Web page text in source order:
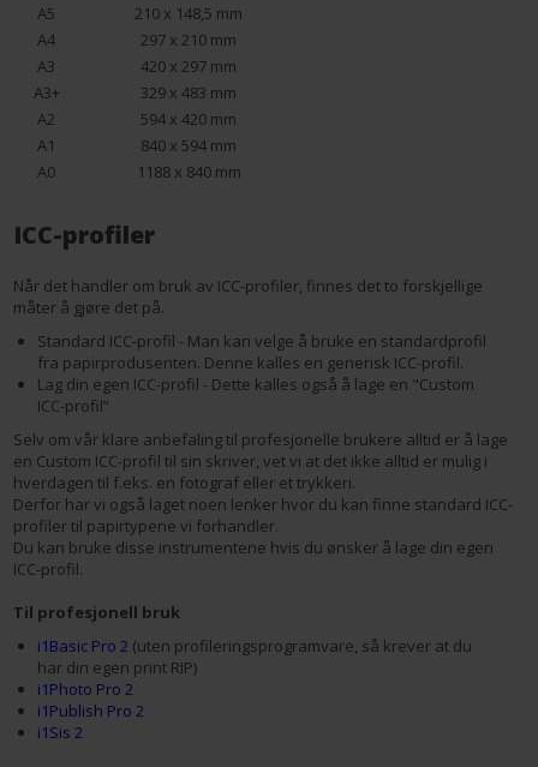
A5
210 x 148,5 mm
A4
297 x 210 mm
A3
420 x 297 mm
A3+
329 x 483 mm
A2
594 x 420 mm
A1
840 x 594 mm
A0
1188 x 840 mm
ICC-profiler
Når det handler om bruk av ICC-profiler, finnes det to forskjellige
måter å gjøre det på.
Standard ICC-profil - Man kan velge å bruke en standardprofil
fra papirprodusenten. Denne kalles en generisk ICC-profil.
Lag din egen ICC-profil - Dette kalles også å lage en "Custom
ICC-profil”
Selv om vår klare anbefaling til profesjonelle brukere alltid er å lage
en Custom ICC-profil til sin skriver, vet vi at det ikke alltid er mulig i
hverdagen til f.eks. en fotograf eller et trykkeri.
Derfor har vi også laget noen lenker hvor du kan finne standard ICC-
profiler til papirtypene vi forhandler.
Du kan bruke disse instrumentene hvis du ønsker å lage din egen
ICC-profil.
Til profesjonell bruk
i1Basic Pro 2 (uten profileringsprogramvare, så krever at du
har din egen print RIP)
i1Photo Pro 2
i1Publish Pro 2
i1Sis 2